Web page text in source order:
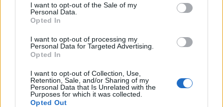
I want to opt-out of the Sale of my
Personal Data.
Opted In
I want to opt-out of processing my
Personal Data for Targeted Advertising.
Opted In
I want to opt-out of Collection, Use,
Retention, Sale, and/or Sharing of my
Personal Data that Is Unrelated with the
Purposes for which it was collected.
Opted Out
Εικονογράφηση: @vaehana
Η απόλυτη ταχύτητα της περιβαλλοντικής
προκαλεσε ο αστεροειδής που εξαφάνισε τους
δεινόσαυρους.